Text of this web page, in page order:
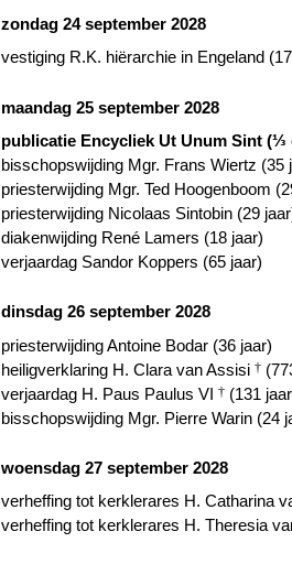
zondag 24 september 2028
vestiging R.K. hiërarchie in Engeland
maandag 25 september 2028
publicatie Encycliek Ut Unum Sint (⅓
bisschopswijding Mgr. Frans Wiertz (35
priesterwijding Mgr. Ted Hoogenboom
priesterwijding Nicolaas Sintobin (29
diakenwijding René Lamers (18 jaar)
verjaardag Sandor Koppers (65 jaar)
dinsdag 26 september 2028
priesterwijding Antoine Bodar (36 jaar)
heiligverklaring H. Clara van Assisi †
verjaardag H. Paus Paulus VI † (131
bisschopswijding Mgr. Pierre Warin (24
woensdag 27 september 2028
verheffing tot kerklerares H. Catharina
verheffing tot kerklerares H. Theresia